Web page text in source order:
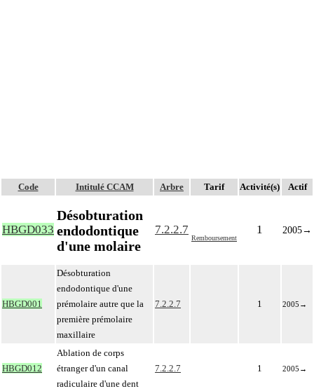
Code Intitulé CCAM Arbre Tarif Activité(s) Actif
HBGD033
Désobturation
endodontique
d'une molaire
7.2.2.7
Remboursement
1 2005→
HBGD001
Désobturation
endodontique d'une
prémolaire autre que la
première prémolaire
maxillaire
7.2.2.7 1 2005 →
HBGD012
Ablation de corps
étranger d'un canal
radiculaire d'une dent
7.2.2.7 1 2005 →